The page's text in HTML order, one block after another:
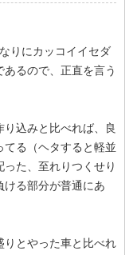
りにカッコイイセダ
るので、正直を言う
り込みと比べれば、良
てる（ヘタすると軽並
た、至れりつくせり
る部分が普通にあ
りとやった車と比べれ